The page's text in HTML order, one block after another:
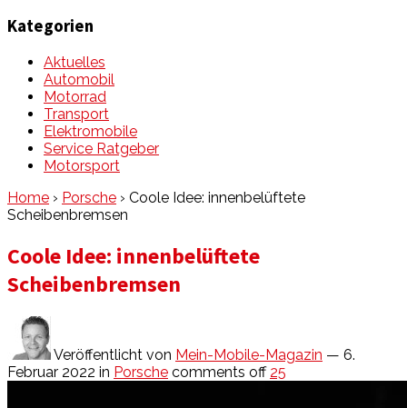
Kategorien
Aktuelles
Automobil
Motorrad
Transport
Elektromobile
Service Ratgeber
Motorsport
Home › Porsche › Coole Idee: innenbelüftete
Scheibenbremsen
Coole Idee: innenbelüftete
Scheibenbremsen
Veröffentlicht von Mein-Mobile-Magazin — 6.
Februar 2022 in Porsche comments off 25